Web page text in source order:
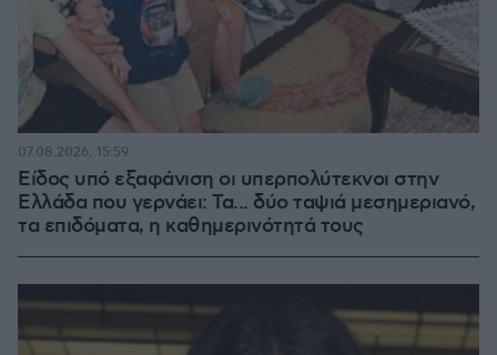
Είδος υπό εξαφάνιση οι υπερπολύτεκνοι στην
Ελλάδα που γερνάει: Τα... δύο ταψιά μεσημεριανό,
τα επιδόματα, η καθημερινότητά τους
07.08.2026, 15:59